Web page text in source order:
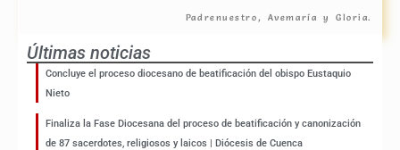
Padrenuestro, Avemaría y Gloria.
Últimas noticias
Concluye el proceso diocesano de beatificación del obispo Eustaquio
Nieto
Finaliza la Fase Diocesana del proceso de beatificación y canonización
de 87 sacerdotes, religiosos y laicos | Diócesis de Cuenca